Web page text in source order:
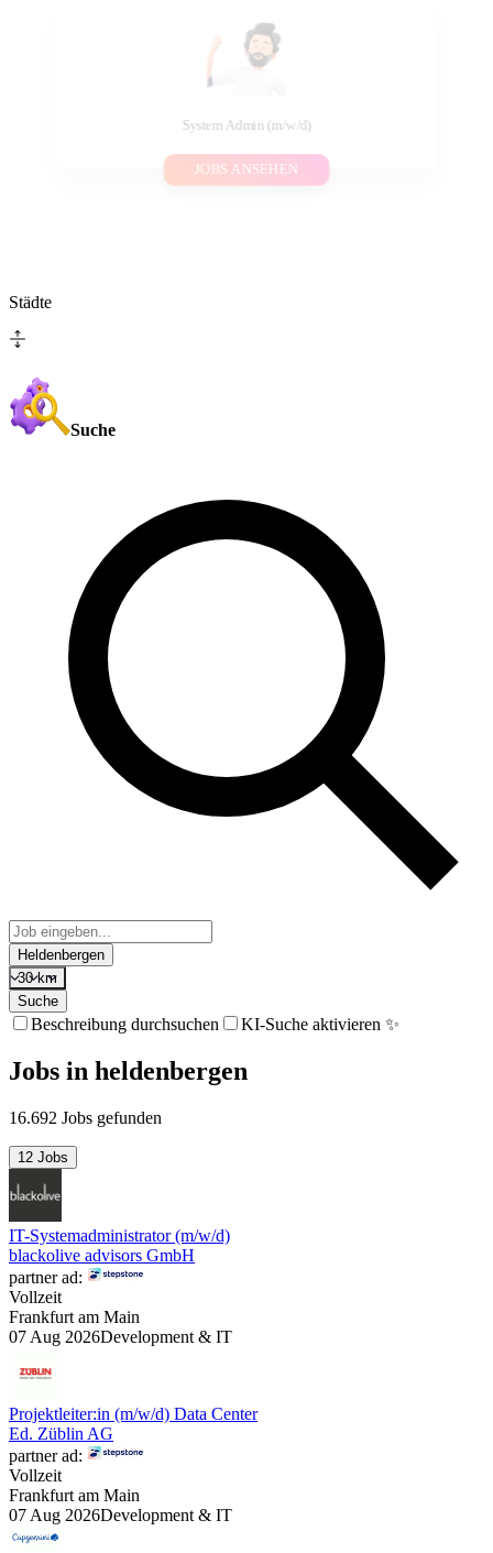
System Admin (m/w/d)
JOBS ANSEHEN
Städte
Suche
Heldenbergen
30 km
Suche
Beschreibung durchsuchen KI-Suche aktivieren ✨
Jobs in heldenbergen
16.692 Jobs gefunden
12 Jobs
IT-Systemadministrator (m/w/d)
blackolive advisors GmbH
partner ad:
Vollzeit
Frankfurt am Main
07 Aug 2026Development & IT
Projektleiter:in (m/w/d) Data Center
Ed. Züblin AG
partner ad:
Vollzeit
Frankfurt am Main
07 Aug 2026Development & IT